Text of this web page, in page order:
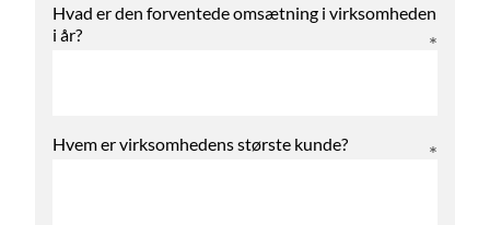
Hvad er den forventede omsætning i virksomheden
i år?
Hvem er virksomhedens største kunde?